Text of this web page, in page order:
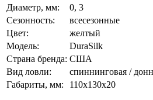
Диаметр, мм:
0, 3
Сезонность:
всесезонные
Цвет:
желтый
Модель:
DuraSilk
Страна бренда: США
Вид ловли:
спиннинговая /
Габариты, мм:
110x130x20